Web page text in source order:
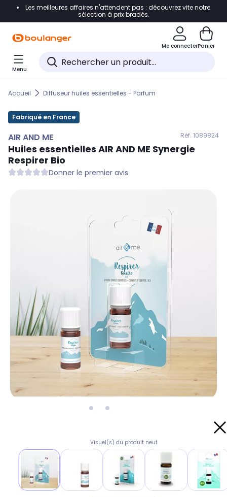
Accéder directement à la navigation
Accéder directement au pied de page
Accéder directement au chatbot
Les meilleures affaires n'attendent pas : découvrez vite notre
sélection à prix bradés.
Me connecterPanier
Menu
Accueil Diffuseur huiles essentielles - Parfum
Fabriqué en France
AIR AND ME Réf. 1089824
Huiles essentielles AIR AND ME Synergie
Respirer Bio
Donner le premier avis
Visuel(s) du produit neuf